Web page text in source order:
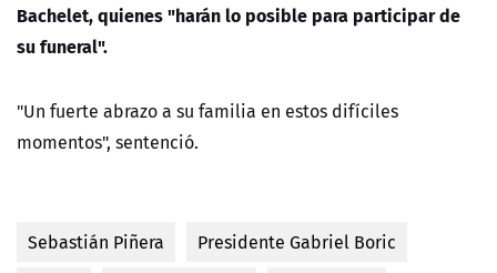
Bachelet, quienes "harán lo posible para participar de
su funeral".
"Un fuerte abrazo a su familia en estos difíciles
momentos", sentenció.
Sebastián Piñera
Presidente Gabriel Boric